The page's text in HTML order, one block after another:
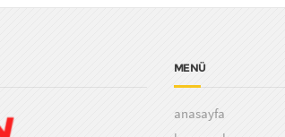
MENÜ
anasayfa